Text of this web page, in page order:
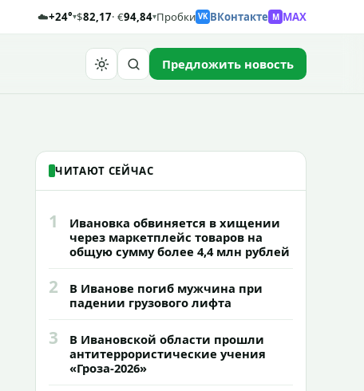
☁️+24°▾$82,17· €94,84▾Пробки VK ВКонтакте M MAX
Предложить новость
ЧИТАЮТ СЕЙЧАС
1
Ивановка обвиняется в хищении
через маркетплейс товаров на
общую сумму более 4,4 млн рублей
2
В Иванове погиб мужчина при
падении грузового лифта
3
В Ивановской области прошли
антитеррористические учения
«Гроза-2026»